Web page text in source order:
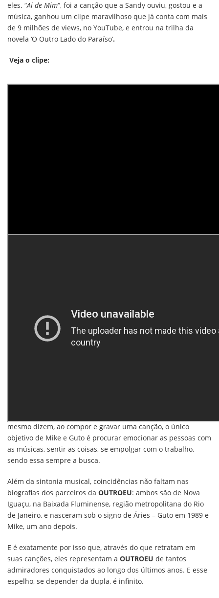
eles. “Ai de Mim“, foi a canção que a Sandy ouviu, gostou e a
música, ganhou um clipe maravilhoso que já conta com mais
de 9 milhões de views, no YouTube, e entrou na trilha da
novela ‘O Outro Lado do Paraíso’.
Veja o clipe:
Outras músicas da OUTROEUestiveram em trilhas de
novela da Globo como: “
O Que Dizer de Você
Coisa de Casa”,
mesmo dizem, ao compor e gravar uma canção, o único
objetivo de Mike e Guto é procurar emocionar as pessoas com
as músicas, sentir as coisas, se empolgar com o trabalho,
sendo essa sempre a busca.
Além da sintonia musical, coincidências não faltam nas
biografias dos parceiros da OUTROEU: ambos são de Nova
Iguaçu, na Baixada Fluminense, região metropolitana do Rio
de Janeiro, e nasceram sob o signo de Áries – Guto em 1989 e
Mike, um ano depois.
E é exatamente por isso que, através do que retratam em
suas canções, eles representam a OUTROEU de tantos
admiradores conquistados ao longo dos últimos anos. E esse
espelho, se depender da dupla, é infinito.